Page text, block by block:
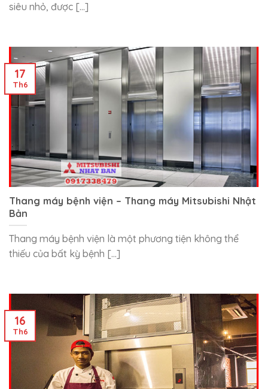
siêu nhỏ, được [...]
Thang máy bệnh viện – Thang máy Mitsubishi Nhật
Bản
Thang máy bệnh viện là một phương tiện không thể
thiếu của bất kỳ bệnh [...]
17
Th6
16
Th6